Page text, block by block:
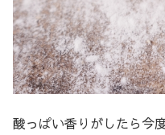
酸っぱい香りがしたら今